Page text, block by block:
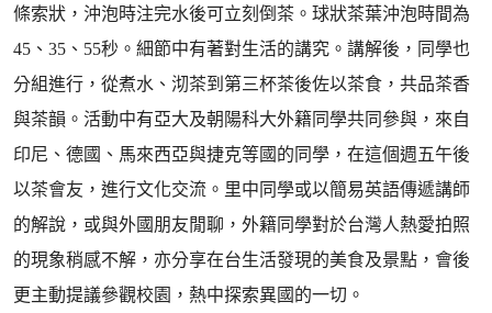
條索狀，沖泡時注完水後可立刻倒茶。球狀茶葉沖泡時間為
45、35、55秒。細節中有著對生活的講究。講解後，同學也
分組進行，從煮水、沏茶到第三杯茶後佐以茶食，共品茶香
與茶韻。活動中有亞大及朝陽科大外籍同學共同參與，來自
印尼、德國、馬來西亞與捷克等國的同學，在這個週五午後
以茶會友，進行文化交流。里中同學或以簡易英語傳遞講師
的解說，或與外國朋友閒聊，外籍同學對於台灣人熱愛拍照
的現象稍感不解，亦分享在台生活發現的美食及景點，會後
更主動提議參觀校園，熱中探索異國的一切。